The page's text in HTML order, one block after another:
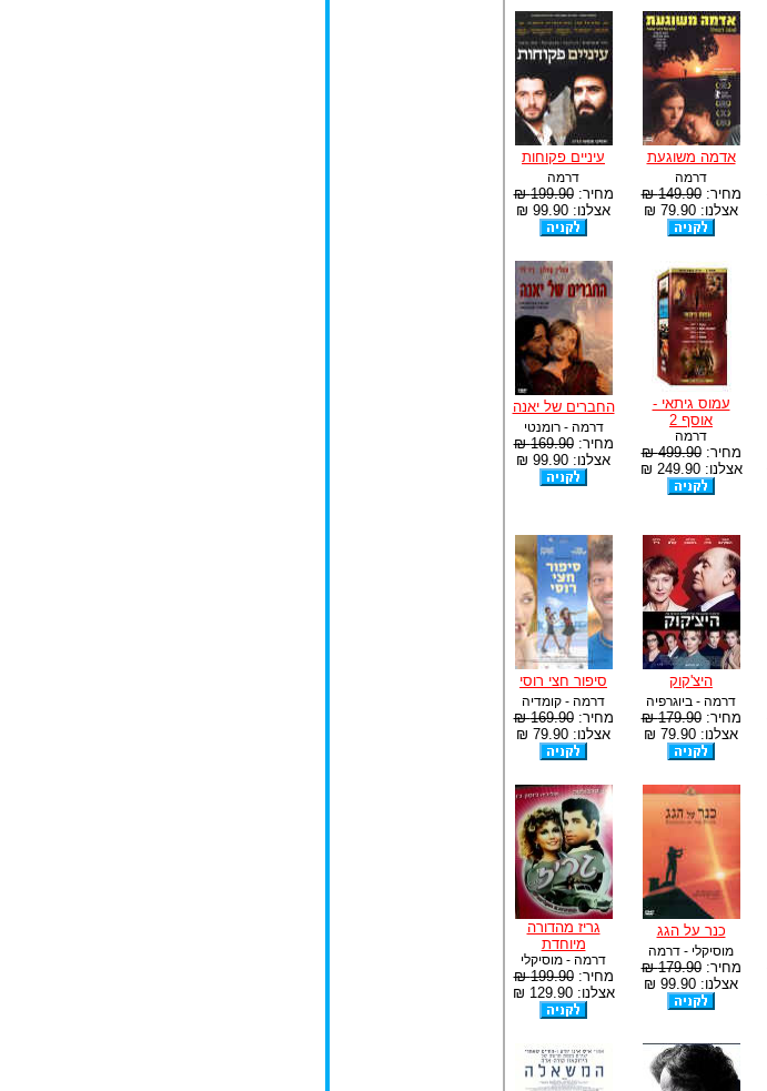
אדמה משוגעת
דרמה
מחיר:149.90 ₪
אצלנו: 79.90 ₪
עיניים פקוחות
דרמה
מחיר:199.90 ₪
אצלנו: 99.90 ₪
עמוס גיתאי -
אוסף 2
דרמה
מחיר:499.90 ₪
אצלנו: 249.90 ₪
החברים של יאנה
דרמה - רומנטי
מחיר:169.90 ₪
אצלנו: 99.90 ₪
היצ'קוק
דרמה - ביוגרפיה
מחיר:179.90 ₪
אצלנו: 79.90 ₪
סיפור חצי רוסי
דרמה - קומדיה
מחיר:169.90 ₪
אצלנו: 79.90 ₪
כנר על הגג
מוסיקלי - דרמה
מחיר:179.90 ₪
אצלנו: 99.90 ₪
גריז מהדורה
מיוחדת
דרמה - מוסיקלי
מחיר:199.90 ₪
אצלנו: 129.90 ₪